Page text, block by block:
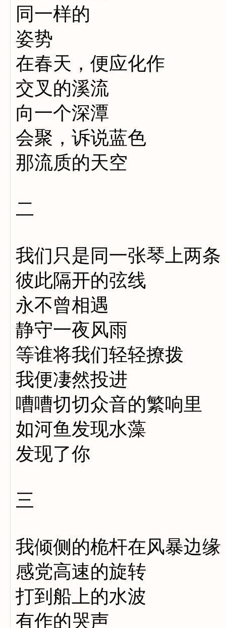
同一样的
姿势
在春天，便应化作
交叉的溪流
向一个深潭
会聚，诉说蓝色
那流质的天空
二
我们只是同一张琴上两条
彼此隔开的弦线
永不曾相遇
静守一夜风雨
等谁将我们轻轻撩拨
我便凄然投进
嘈嘈切切众音的繁响里
如河鱼发现水藻
发现了你
三
我倾侧的桅杆在风暴边缘
感党高速的旋转
打到船上的水波
有作的哭声